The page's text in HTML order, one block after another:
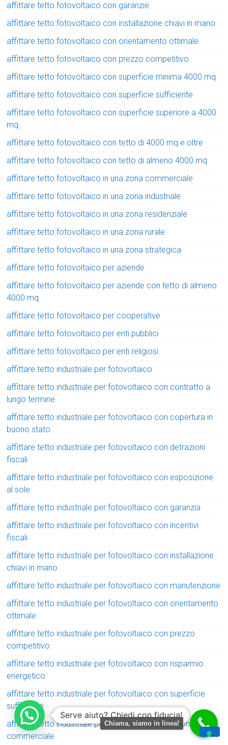
affittare tetto fotovoltaico con garanzie
affittare tetto fotovoltaico con installazione chiavi in mano
affittare tetto fotovoltaico con orientamento ottimale
affittare tetto fotovoltaico con prezzo competitivo
affittare tetto fotovoltaico con superficie minima 4000 mq
affittare tetto fotovoltaico con superficie sufficiente
affittare tetto fotovoltaico con superficie superiore a 4000
mq
affittare tetto fotovoltaico con tetto di 4000 mq e oltre
affittare tetto fotovoltaico con tetto di almeno 4000 mq
affittare tetto fotovoltaico in una zona commerciale
affittare tetto fotovoltaico in una zona industriale
affittare tetto fotovoltaico in una zona residenziale
affittare tetto fotovoltaico in una zona rurale
affittare tetto fotovoltaico in una zona strategica
affittare tetto fotovoltaico per aziende
affittare tetto fotovoltaico per aziende con tetto di almeno
4000 mq
affittare tetto fotovoltaico per cooperative
affittare tetto fotovoltaico per enti pubblici
affittare tetto fotovoltaico per enti religiosi
affittare tetto industriale per fotovoltaico
affittare tetto industriale per fotovoltaico con contratto a
lungo termine
affittare tetto industriale per fotovoltaico con copertura in
buono stato
affittare tetto industriale per fotovoltaico con detrazioni
fiscali
affittare tetto industriale per fotovoltaico con esposizione
al sole
affittare tetto industriale per fotovoltaico con garanzia
affittare tetto industriale per fotovoltaico con incentivi
fiscali
affittare tetto industriale per fotovoltaico con installazione
chiavi in mano
affittare tetto industriale per fotovoltaico con manutenzione
affittare tetto industriale per fotovoltaico con orientamento
ottimale
affittare tetto industriale per fotovoltaico con prezzo
competitivo
affittare tetto industriale per fotovoltaico con risparmio
energetico
affittare tetto industriale per fotovoltaico con superficie
sufficiente
affittare tetto industriale per fotovoltaico in una zona
commerciale
Serve aiuto? Chiedi con fiducia!
Chiama, siamo in linea!